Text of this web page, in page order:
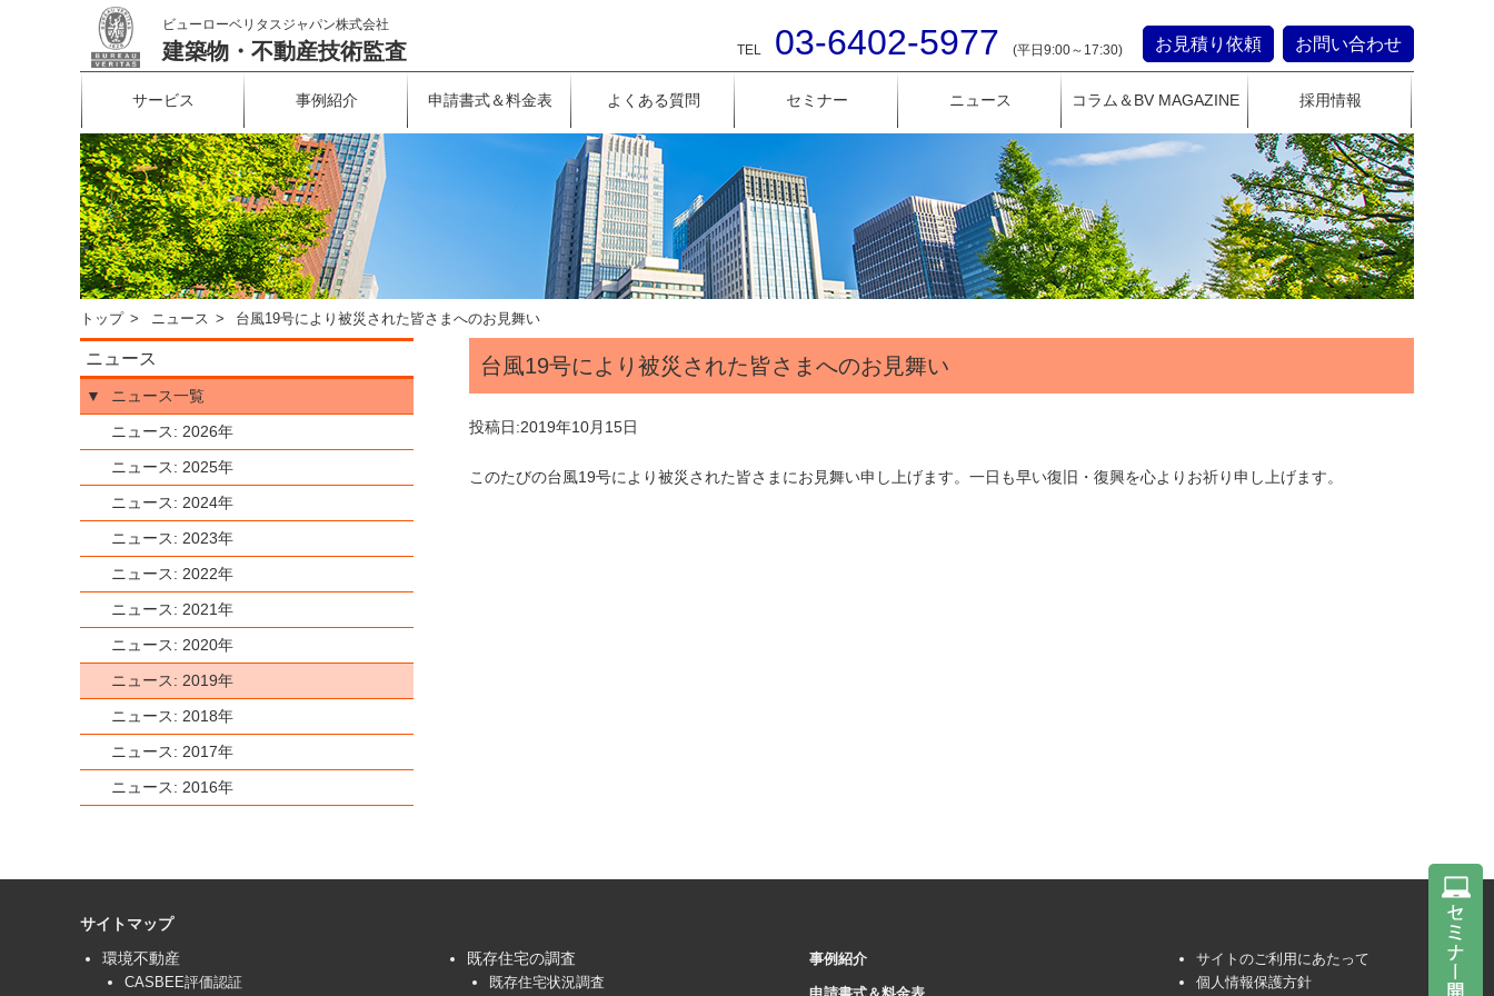
ビューローベリタスジャパン株式会社
建築物・不動産技術監査 TEL 03-6402-5977 (平日9:00～17:30) お見積り依頼 お問い合わせ
サービス 事例紹介 申請書式＆料金表 よくある質問 セミナー ニュース コラム＆BV MAGAZINE 採用情報
トップ ニュース 台風19号により被災された皆さまへのお見舞い
台風19号により被災された皆さまへのお見舞い
投稿日:2019年10月15日
このたびの台風19号により被災された皆さまにお見舞い申し上げます。一日も早い復旧・復興を心よりお祈り申し上げます。
ニュース
▼
ニュース一覧
ニュース: 2026年
ニュース: 2025年
ニュース: 2024年
ニュース: 2023年
ニュース: 2022年
ニュース: 2021年
ニュース: 2020年
ニュース: 2019年
ニュース: 2018年
ニュース: 2017年
ニュース: 2016年
サイトマップ
環境不動産
CASBEE評価認証
既存住宅の調査
既存住宅状況調査
事例紹介
サイトのご利用にあたって
個人情報保護方針